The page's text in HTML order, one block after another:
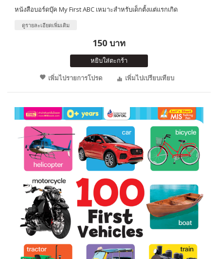
หนังสือบอร์ดบุ๊ค My First ABC เหมาะสำหรับเด็กตั้งแต่แรกเกิด
ดูรายละเอียดเพิ่มเติม
150 บาท
หยิบใส่ตะกร้า
เพิ่มไปรายการโปรด
เพิ่มไปเปรียบเทียบ